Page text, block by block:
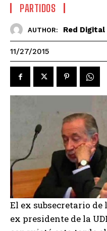
PARTIDOS
AUTHOR: Red Digital
11/27/2015
El ex subsecretario
ex presidente de la